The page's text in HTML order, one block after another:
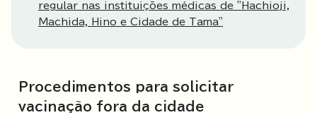
regular nas instituições médicas de "Hachioji,
Machida, Hino e Cidade de Tama"
Procedimentos para solicitar
vacinação fora da cidade